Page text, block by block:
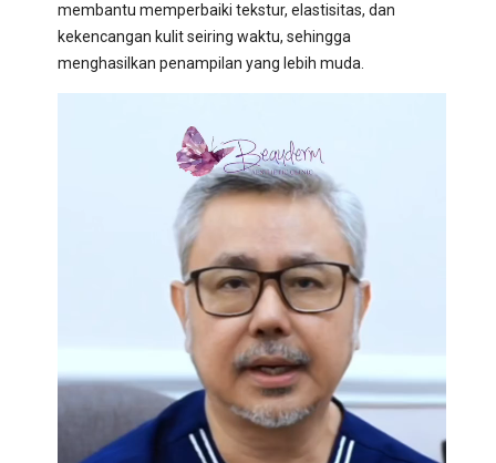
membantu memperbaiki tekstur, elastisitas, dan
kekencangan kulit seiring waktu, sehingga
menghasilkan penampilan yang lebih muda.